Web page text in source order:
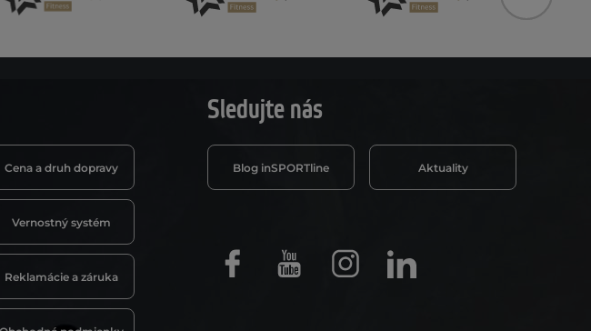
Cena a druh dopravy
Vernostný systém
Reklamácie a záruka
Sledujte nás
Blog inSPORTline Aktuality
FacebookYoutube InstagramLinkedIn